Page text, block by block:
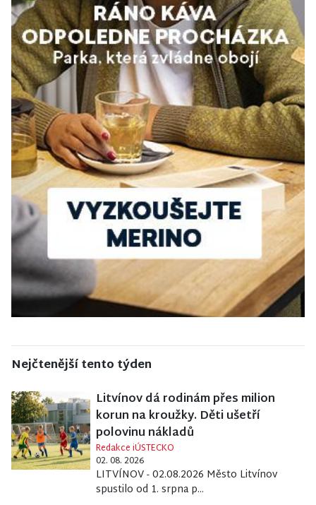
Nejčtenější tento týden
Litvínov dá rodinám přes milion
korun na kroužky. Děti ušetří
polovinu nákladů
Redakce iÚSTECKO
02. 08. 2026
LITVÍNOV - 02.08.2026 Město Litvínov
spustilo od 1. srpna p...